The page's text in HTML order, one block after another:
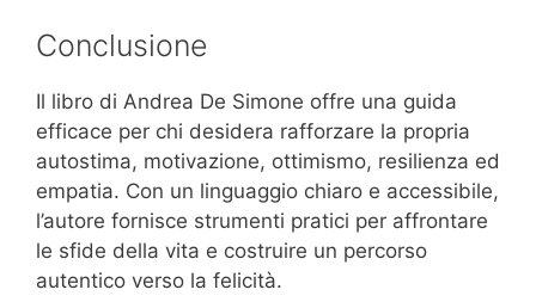
Conclusione
Il libro di Andrea De Simone offre una guida
efficace per chi desidera rafforzare la propria
autostima, motivazione, ottimismo, resilienza ed
empatia. Con un linguaggio chiaro e accessibile,
l’autore fornisce strumenti pratici per affrontare
le sfide della vita e costruire un percorso
autentico verso la felicità.